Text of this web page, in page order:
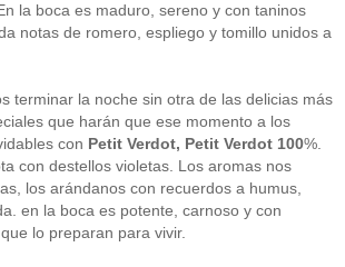
la boca es maduro, sereno y con taninos
notas de romero, espliego y tomillo unidos a
terminar la noche sin otra de las delicias más
que harán que ese momento a los
con Petit Verdot, Petit Verdot 100%.
con destellos violetas. Los aromas nos
los arándanos con recuerdos a humus,
en la boca es potente, carnoso y con
lo preparan para vivir.